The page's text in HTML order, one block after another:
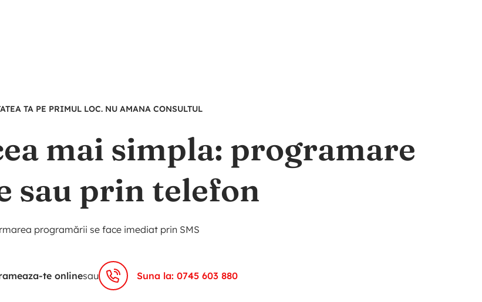
TA PE PRIMUL LOC. NU AMANA CONSULTUL
mai simpla: programare
sau prin telefon
programării se face imediat prin SMS
te onlinesau Suna la: 0745 603 880